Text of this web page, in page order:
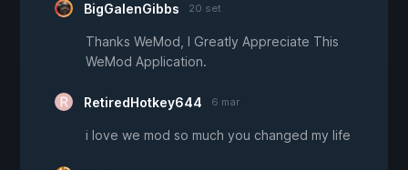
BigGalenGibbs 20 set
Thanks WeMod, I Greatly Appreciate This
WeMod Application.
RetiredHotkey644 6 mar
i love we mod so much you changed my life